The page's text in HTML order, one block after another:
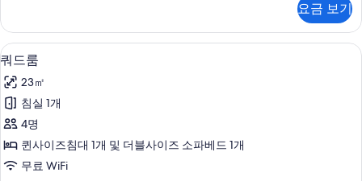
기
자
세
히
보
기
요금 보기
쿼
드
룸
사
진
모
쿼드룸 | 고급 침구, 객실 내 금고, 책상,
9
쿼드룸
23㎡
침실 1개
4명
퀸사이즈침대 1개 및 더블사이즈 소파베드 1개
무료 WiFi